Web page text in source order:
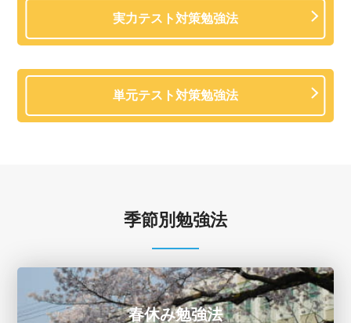
実力テスト対策勉強法
単元テスト対策勉強法
季節別勉強法
春休み勉強法